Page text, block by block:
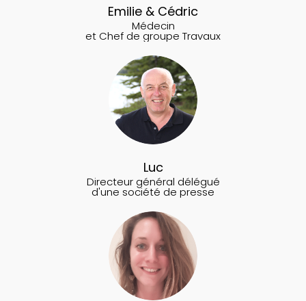
Emilie & Cédric
Médecin
et Chef de groupe Travaux
Luc
Directeur général délégué
d'une société de presse